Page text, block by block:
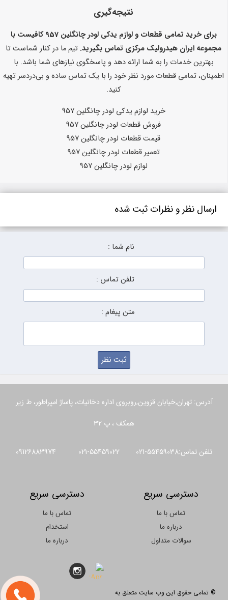
نتیجه‌گیری
برای خرید تمامی قطعات و لوازم یدکی لودر چانگلین 957 کافیست با
مجموعه ایران هیدرولیک مرکزی تماس بگیرید. تیم ما در کنار شماست تا
بهترین خدمات را به شما ارائه دهد و پاسخگوی نیازهای شما باشد. با
اطمینان، تمامی قطعات مورد نظر خود را با یک تماس ساده و بی‌دردسر تهیه
کنید.
خرید لوازم یدکی لودر چانگلین 957
فروش قطعات لودر چانگلین 957
قیمت قطعات لودر چانگلین 957
تعمیر قطعات لودر چانگلین 957
لوازم لودر چانگلین 957
ارسال نظر و نظرات ثبت شده
نام شما :
تلفن تماس :
متن پیغام :
آدرس: تهران,خیابان قزوین,روبروی اداره دخانیات، پاساژ امپراطور، ط زیر
همکف ، پ 32
تلفن تماس:55459038-021 55459022-021 09126883974
دسترسی سریع
تماس با ما
درباره ما
سوالات متداول
دسترسی سریع
تماس با ما
استخدام
درباره ما
© تمامی حقوق این وب سایت متعلق به